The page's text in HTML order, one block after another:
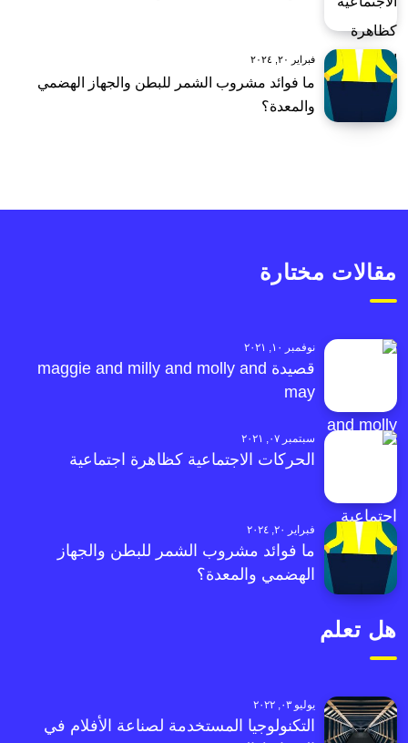
فبراير ٢٠, ٢٠٢٤
ما فوائد مشروب الشمر للبطن والجهاز الهضمي
والمعدة؟
مقالات مختارة
نوفمبر ١٠, ٢٠٢١
قصيدة maggie and milly and molly and
may
سبتمبر ٠٧, ٢٠٢١
الحركات الاجتماعية كظاهرة اجتماعية
فبراير ٢٠, ٢٠٢٤
ما فوائد مشروب الشمر للبطن والجهاز
الهضمي والمعدة؟
هل تعلم
يوليو ٠٣, ٢٠٢٢
التكنولوجيا المستخدمة لصناعة الأفلام في